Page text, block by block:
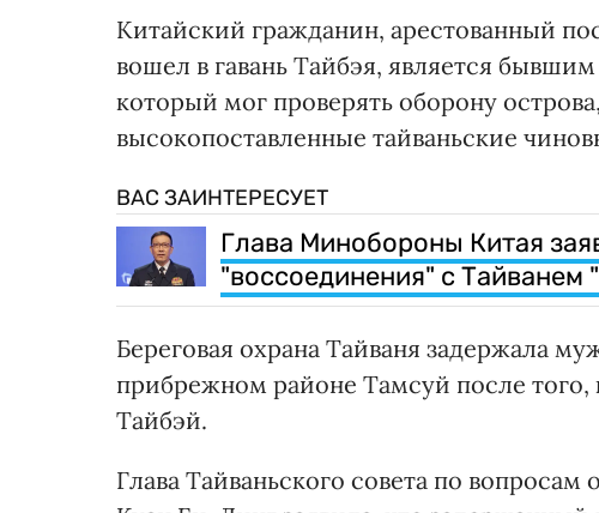
Китайский гражданин, арестованный
вошел в гавань Тайбэя, является
который мог проверять оборону
высокопоставленные тайваньские
ВАС ЗАИНТЕРЕСУЕТ
Глава Минобороны Китая
"воссоединения" с Тайванем
Береговая охрана Тайваня задержала
прибрежном районе Тамсуй после того,
Тайбэй.
Глава Тайваньского совета по